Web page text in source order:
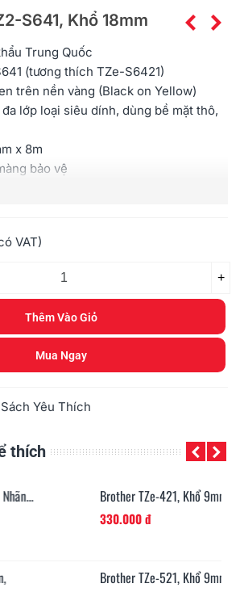
S641, Khổ 18mm
Trung Quốc
(tương thích TZe-S6421)
trên nền vàng (Black on Yellow)
đa lớp loại siêu dính, dùng bề mặt thô,
x 8m
bảo vệ
cao, Chịu được nhiệt độ
loại máy Brother
VAT)
+
Thêm Vào Giỏ
Mua Ngay
Yêu Thích
thích
421, Khổ 9mm, Dài 8m, Black On Red,...
521, Khổ 9mm, Dài 8m, Black On...